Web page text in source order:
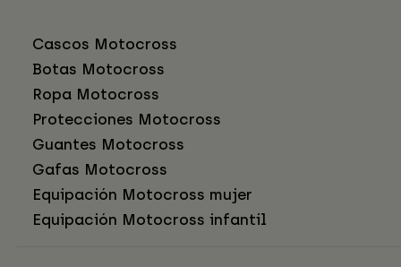
Cascos Motocross
Botas Motocross
Ropa Motocross
Protecciones Motocross
Guantes Motocross
Gafas Motocross
Equipación Motocross mujer
Equipación Motocross infantil